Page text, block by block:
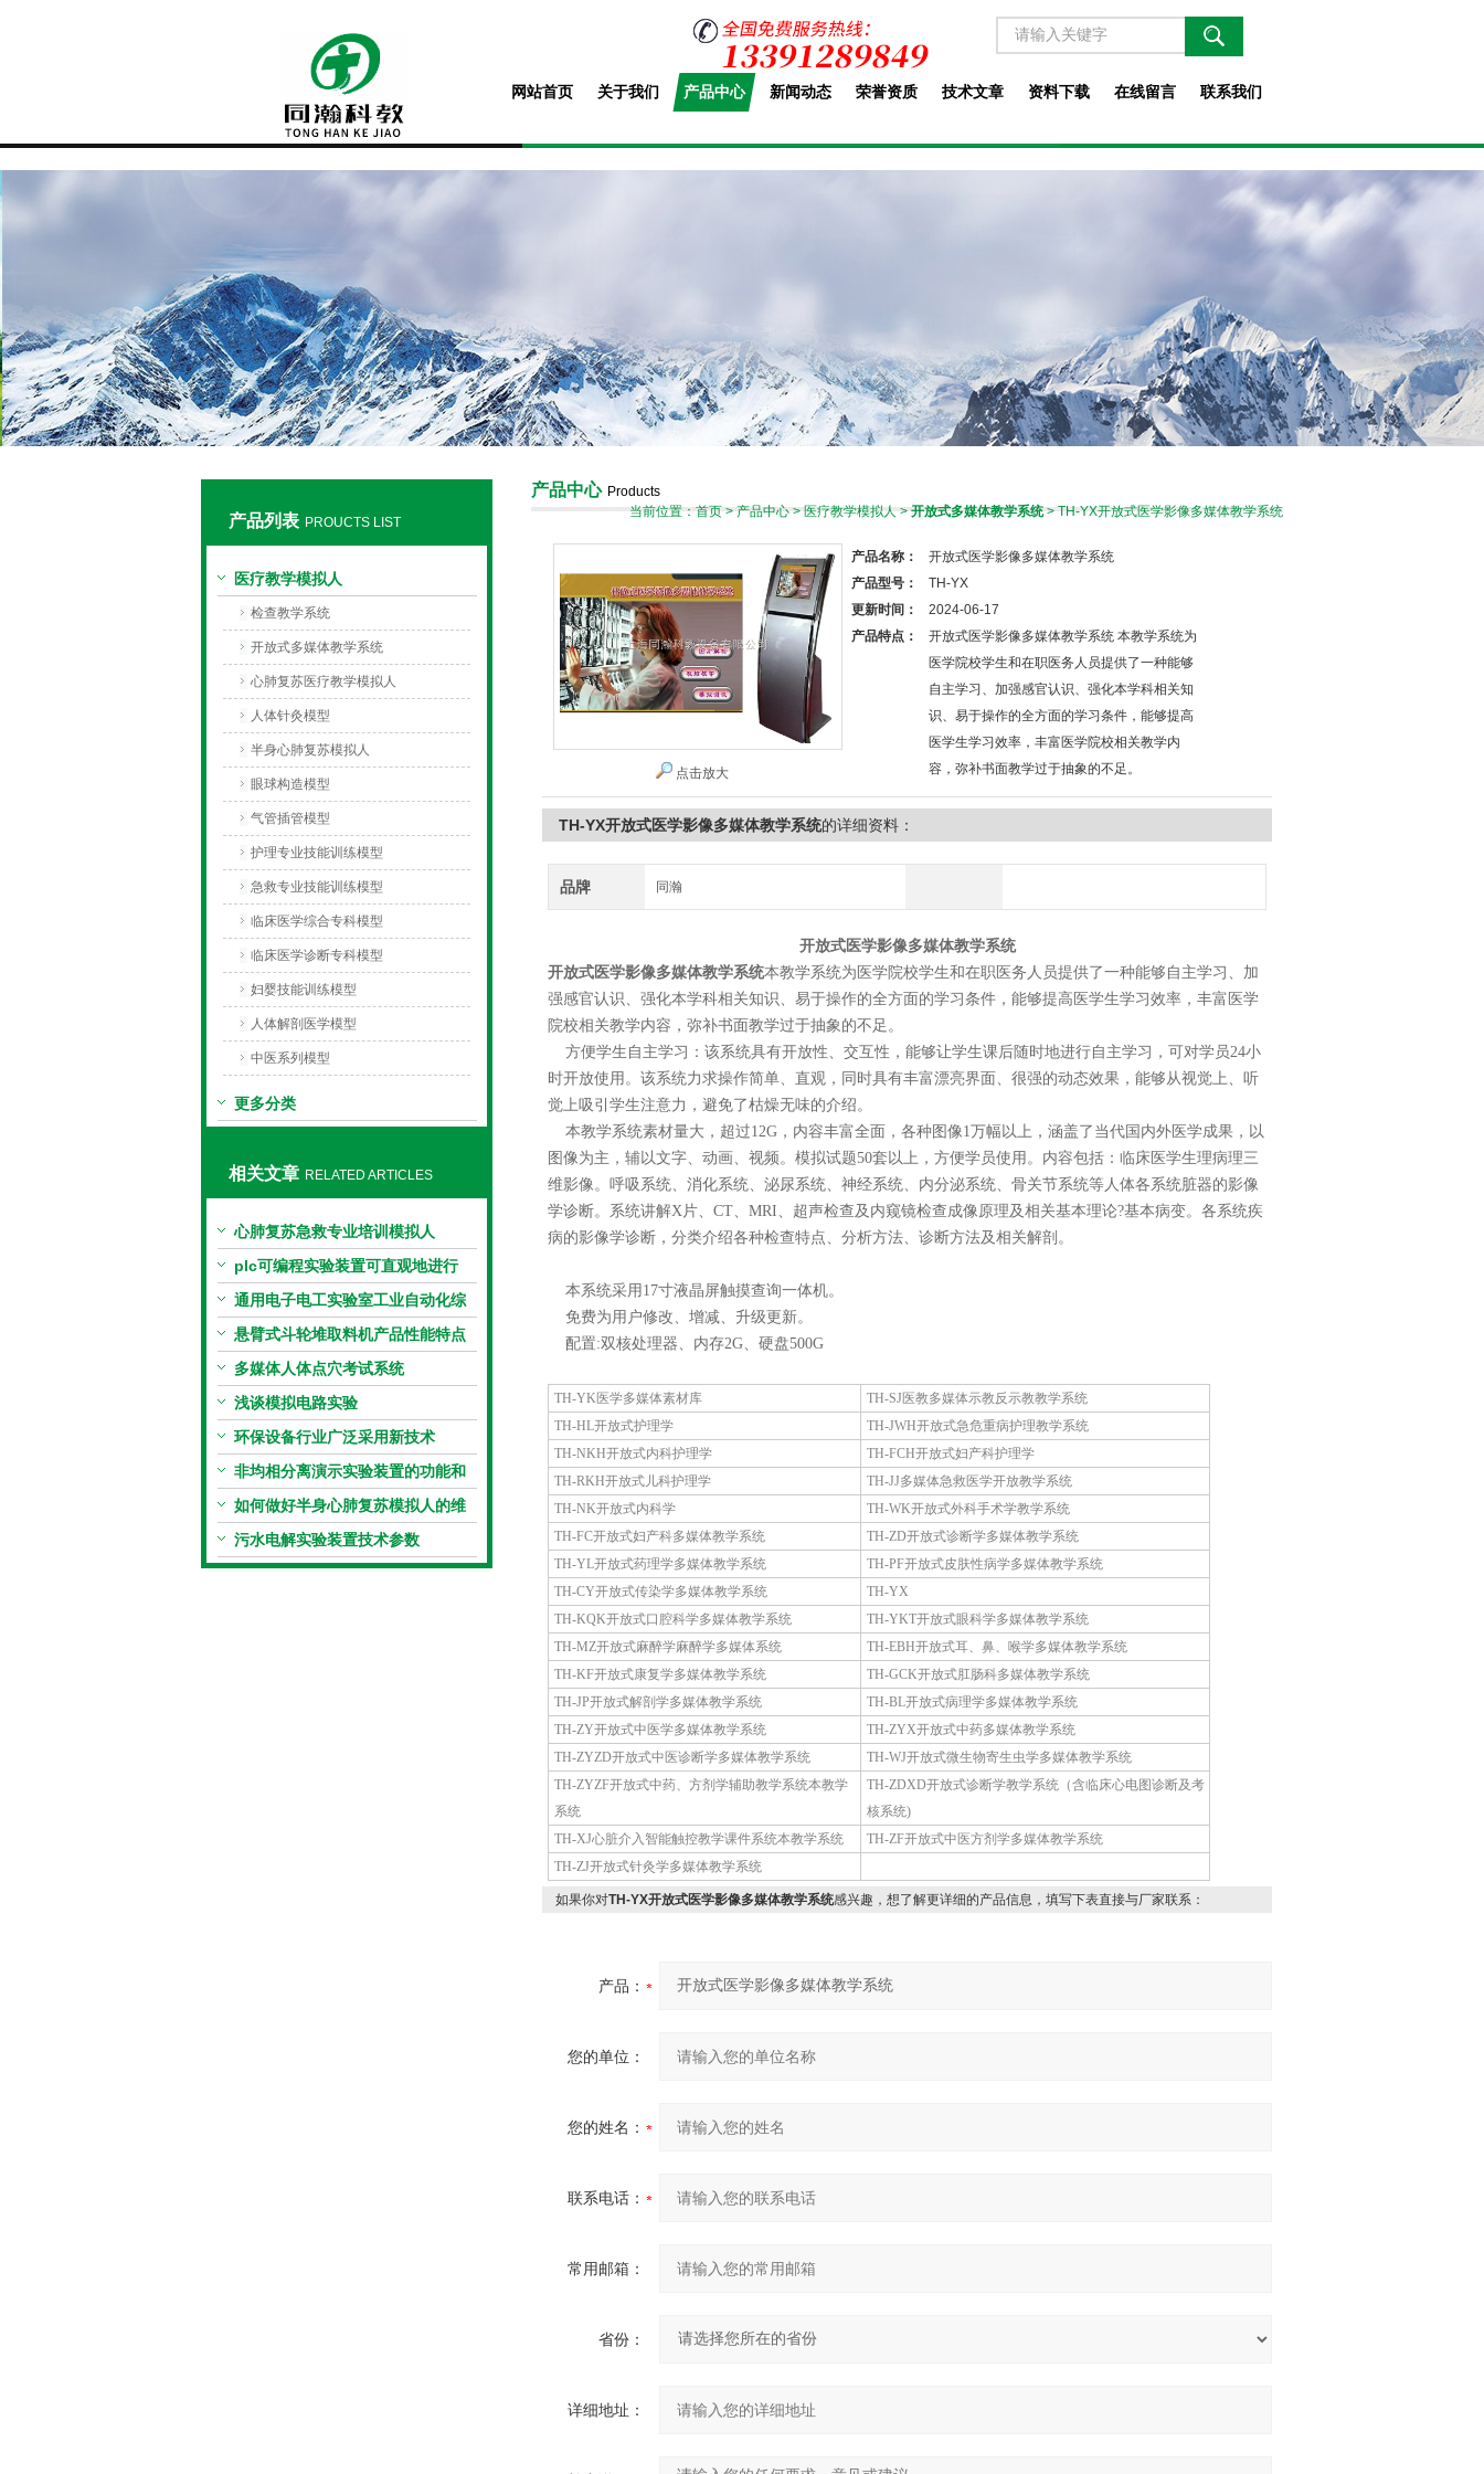
网站首页 关于我们 产品中心 新闻动态 荣誉资质 技术文章 资料下载 在线留言 联系我们
产品列表 PROUCTS LIST
医疗教学模拟人
检查教学系统
开放式多媒体教学系统
心肺复苏医疗教学模拟人
人体针灸模型
半身心肺复苏模拟人
眼球构造模型
气管插管模型
护理专业技能训练模型
急救专业技能训练模型
临床医学综合专科模型
临床医学诊断专科模型
妇婴技能训练模型
人体解剖医学模型
中医系列模型
更多分类
相关文章 RELATED ARTICLES
心肺复苏急救专业培训模拟人
plc可编程实验装置可直观地进行
PLC的基本指令训练
通用电子电工实验室工业自动化综
合实训装置参数及说明
悬臂式斗轮堆取料机产品性能特点
多媒体人体点穴考试系统
浅谈模拟电路实验
环保设备行业广泛采用新技术
非均相分离演示实验装置的功能和
特点
如何做好半身心肺复苏模拟人的维
护保养工作？
污水电解实验装置技术参数
产品中心 Products
当前位置：首页>产品中心>医疗教学模拟人>开放式多媒体教学系统> TH-YX开放式医学影像多媒体教学系统
点击放大
产品名称：
开放式医学影像多媒体教学系统
产品型号：
TH-YX
更新时间：
2024-06-17
产品特点：
开放式医学影像多媒体教学系统 本教学系统为
医学院校学生和在职医务人员提供了一种能够
自主学习、加强感官认识、强化本学科相关知
识、易于操作的全方面的学习条件，能够提高
医学生学习效率，丰富医学院校相关教学内
容，弥补书面教学过于抽象的不足。
TH-YX开放式医学影像多媒体教学系统的详细资料：
品牌 同瀚
开放式医学影像多媒体教学系统
开放式医学影像多媒体教学系统本教学系统为医学院校学生和在职医务人员提供了一种能够自主学习、加
强感官认识、强化本学科相关知识、易于操作的全方面的学习条件，能够提高医学生学习效率，丰富医学
院校相关教学内容，弥补书面教学过于抽象的不足。
方便学生自主学习：该系统具有开放性、交互性，能够让学生课后随时地进行自主学习，可对学员24小
时开放使用。该系统力求操作简单、直观，同时具有丰富漂亮界面、很强的动态效果，能够从视觉上、听
觉上吸引学生注意力，避免了枯燥无味的介绍。
本教学系统素材量大，超过12G，内容丰富全面，各种图像1万幅以上，涵盖了当代国内外医学成果，以
图像为主，辅以文字、动画、视频。模拟试题50套以上，方便学员使用。内容包括：临床医学生理病理三
维影像。呼吸系统、消化系统、泌尿系统、神经系统、内分泌系统、骨关节系统等人体各系统脏器的影像
学诊断。系统讲解X片、CT、MRI、超声检查及内窥镜检查成像原理及相关基本理论?基本病变。各系统疾
病的影像学诊断，分类介绍各种检查特点、分析方法、诊断方法及相关解剖。
本系统采用17寸液晶屏触摸查询一体机。
免费为用户修改、增减、升级更新。
配置:双核处理器、内存2G、硬盘500G
TH-YK医学多媒体素材库
TH-SJ医教多媒体示教反示教教学系统
TH-HL开放式护理学
TH-JWH开放式急危重病护理教学系统
TH-NKH开放式内科护理学
TH-FCH开放式妇产科护理学
TH-RKH开放式儿科护理学
TH-JJ多媒体急救医学开放教学系统
TH-NK开放式内科学
TH-WK开放式外科手术学教学系统
TH-FC开放式妇产科多媒体教学系统
TH-ZD开放式诊断学多媒体教学系统
TH-YL开放式药理学多媒体教学系统
TH-PF开放式皮肤性病学多媒体教学系统
TH-CY开放式传染学多媒体教学系统
TH-YX
TH-KQK开放式口腔科学多媒体教学系统
TH-YKT开放式眼科学多媒体教学系统
TH-MZ开放式麻醉学麻醉学多媒体系统
TH-EBH开放式耳、鼻、喉学多媒体教学系统
TH-KF开放式康复学多媒体教学系统
TH-GCK开放式肛肠科多媒体教学系统
TH-JP开放式解剖学多媒体教学系统
TH-BL开放式病理学多媒体教学系统
TH-ZY开放式中医学多媒体教学系统
TH-ZYX开放式中药多媒体教学系统
TH-ZYZD开放式中医诊断学多媒体教学系统
TH-WJ开放式微生物寄生虫学多媒体教学系统
TH-ZYZF开放式中药、方剂学辅助教学系统本教学
系统
TH-ZDXD开放式诊断学教学系统（含临床心电图诊断及考
核系统)
TH-XJ心脏介入智能触控教学课件系统本教学系统
TH-ZF开放式中医方剂学多媒体教学系统
TH-ZJ开放式针灸学多媒体教学系统
如果你对TH-YX开放式医学影像多媒体教学系统感兴趣，想了解更详细的产品信息，填写下表直接与厂家联系：
产品：
您的单位：
您的姓名：
联系电话：
常用邮箱：
省份：
详细地址：